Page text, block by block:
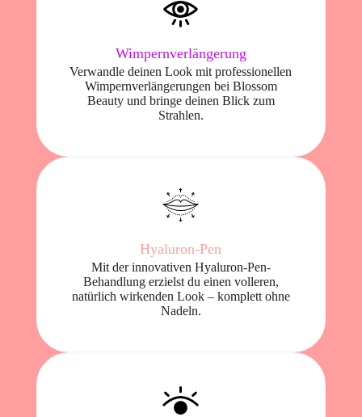
Wimpernverlängerung
Verwandle deinen Look mit professionellen
Wimpernverlängerungen bei Blossom
Beauty und bringe deinen Blick zum
Strahlen.
Hyaluron-Pen
Mit der innovativen Hyaluron-Pen-
Behandlung erzielst du einen volleren,
natürlich wirkenden Look – komplett ohne
Nadeln.